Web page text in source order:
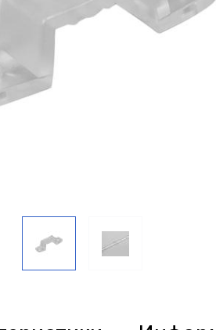
выключатели
и реле 220в